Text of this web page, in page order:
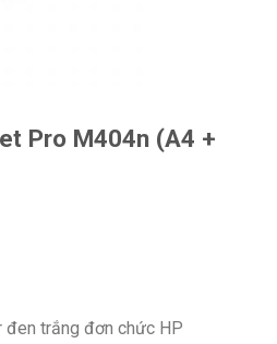
Pro M404n (A4 +
đen trắng đơn chức HP